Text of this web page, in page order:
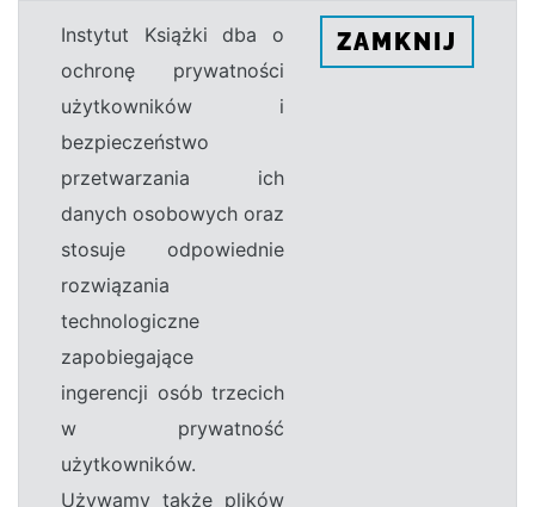
Instytut Książki dba o
ochronę prywatności
użytkowników i
bezpieczeństwo
przetwarzania ich
danych osobowych oraz
stosuje odpowiednie
rozwiązania
technologiczne
zapobiegające
ingerencji osób trzecich
w prywatność
użytkowników.
Używamy także plików
ZAMKNIJ